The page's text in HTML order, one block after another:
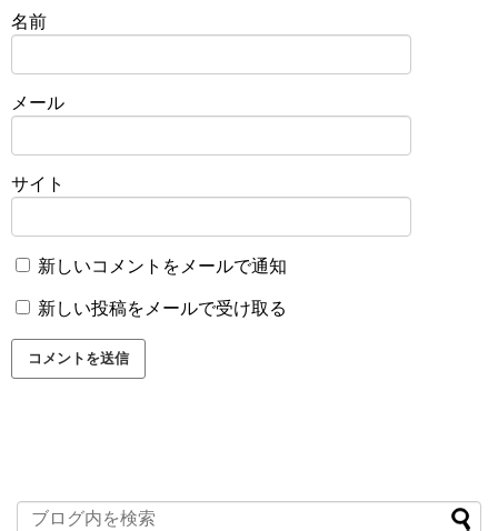
名前
メール
サイト
新しいコメントをメールで通知
新しい投稿をメールで受け取る